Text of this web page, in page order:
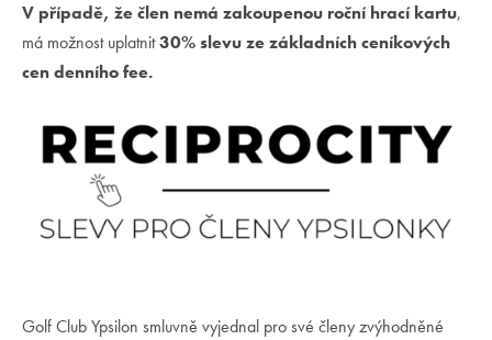
V případě, že člen nemá zakoupenou roční hrací kartu,
má možnost uplatnit30% slevu ze základních ceníkových
cen denního fee.
Golf Club Ypsilon smluvně vyjednal pro své členy zvýhodněné